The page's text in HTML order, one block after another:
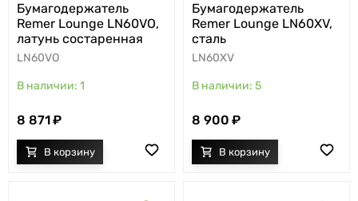
Бумагодержатель
Remer Lounge LN60VO,
латунь состаренная
LN60VO
1
8 871
Бумагодержатель
Remer Lounge LN60XV,
сталь
LN60XV
5
8 900